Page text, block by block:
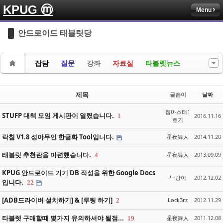
KPUG ⓜ Menu
안드로이드 태블릿당
잡담 질문 강좌 자료실 타블렛뉴스
제목 글쓴이 날짜
STUFP 대책 모임 게시판이 열렸습니다. 1
웹마스터1
호기
2016.11.16
락칩 V1.8 성야무인 한글화 Tool입니다. 星夜舞人 2014.11.20
태블릿 추천란을 마련했습니다. 4 星夜舞人 2013.09.09
KPUG 안드로이드 기기 DB 작성을 위한 Google Docs
입니다. 22
낙랑이 2012.12.02
[ADB드라이버 설치하기] & [루팅 하기] 2 Lock3rz 2012.11.29
타블렛 구매할때 몇가지 유의하셔야 될점... 19 星夜舞人 2011.12.08
Sketchbook5, 스케치북5
Sketchbook5, 스케치북5
Sketchbook5, 스케치북5
Sketchbook5, 스케치북5